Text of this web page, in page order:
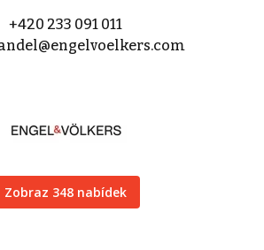
+420 233 091 011
Zobraz 348 nabídek